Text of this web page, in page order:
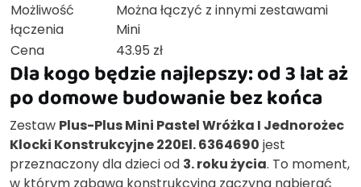
Możliwość
łączenia
Można łączyć z innymi zestawami
Mini
Cena
43.95 zł
Dla kogo będzie najlepszy: od 3 lat aż
po domowe budowanie bez końca
Zestaw Plus-Plus Mini Pastel Wróżka I Jednorożec
Klocki Konstrukcyjne 220El. 6364690 jest
przeznaczony dla dzieci od 3. roku życia. To moment,